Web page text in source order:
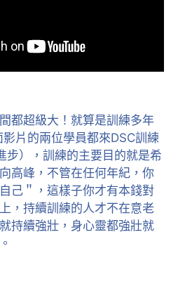
都超級大！就算是訓練多年
片的兩位學員都來DSC訓練
步），訓練的主要目的就是希
高峰，不管在任何年紀，你
己＂，這樣子你才有本錢對
，持續訓練的人才不在意老
持續強壯，身心靈都強壯就